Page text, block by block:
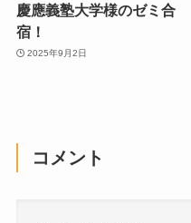
慶應義塾大学様のゼミ合
宿！
2025年9月2日
コメント